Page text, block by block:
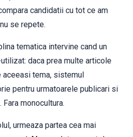
candidatii cu tot ce am
se repete.
tematica intervine cand un
daca prea multe articole
tema, sistemul
pentru urmatoarele publicari si
monocultura.
urmeaza partea cea mai